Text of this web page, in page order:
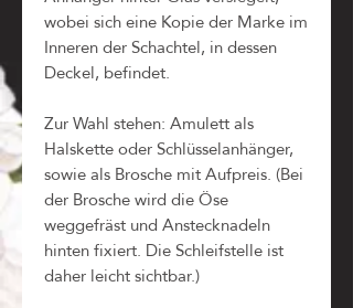
wobei sich eine Kopie der Marke im
Inneren der Schachtel, in dessen
Deckel, befindet.
Zur Wahl stehen: Amulett als
Halskette oder Schlüsselanhänger,
sowie als Brosche mit Aufpreis. (Bei
der Brosche wird die Öse
weggefräst und Anstecknadeln
hinten fixiert. Die Schleifstelle ist
daher leicht sichtbar.)